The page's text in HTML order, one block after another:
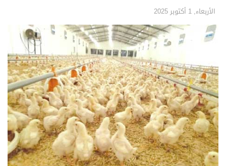
الأربعاء, 1 أكتوبر 2025